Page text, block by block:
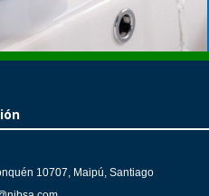
10707, Maipú, Santiago